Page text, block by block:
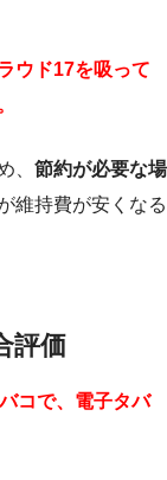
ウド17を吸って
、 節約が必要な場
維持費が安くなる
評価
コで、電子タバ